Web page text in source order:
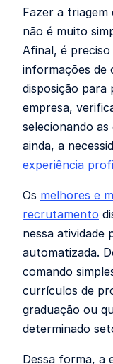
Fazer a
não é muito
Afinal, é
informações de
disposição para
empresa,
selecionando
ainda, a
experiência
Os melhores e
recrutamento
nessa atividade
automatizada.
comando
currículos de
graduação ou
determinado
Dessa forma, a